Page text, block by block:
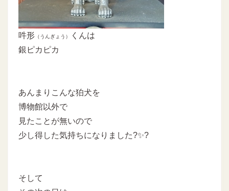
吽形 （うんぎょう）
くんは
銀ピカピカ
あんまりこんな狛犬を
博物館以外で
見たことが無いので
少し得した気持ちになりました?✨?
そして